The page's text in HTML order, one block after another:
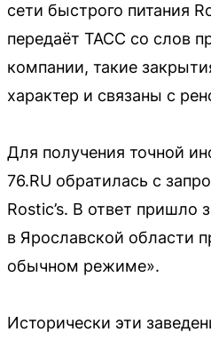
сети быстрого питания
передаёт ТАСС со слов
компании, такие
характер и связаны с
Для получения точной
76.RU обратилась с
Rostic’s. В ответ пришло
в Ярославской области
обычном режиме».
Исторически эти